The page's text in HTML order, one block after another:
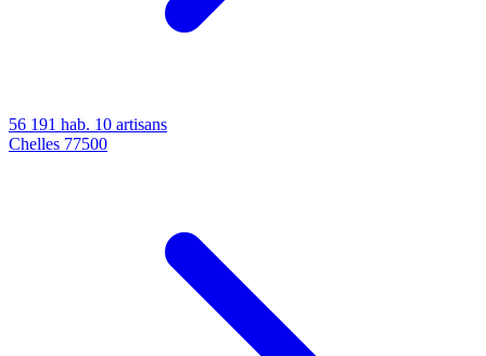
56 191 hab. 10 artisans
Chelles 77500